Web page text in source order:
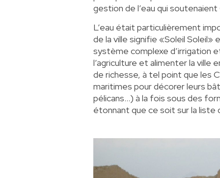
gestion de l’eau qui soutenaient
L’eau était particulièrement
de la ville signifie «Soleil Soleil»
système complexe d’irrigation
l’agriculture et alimenter la ville
de richesse, à tel point que les
maritimes pour décorer leurs
pélicans…) à la fois sous des
étonnant que ce soit sur la liste